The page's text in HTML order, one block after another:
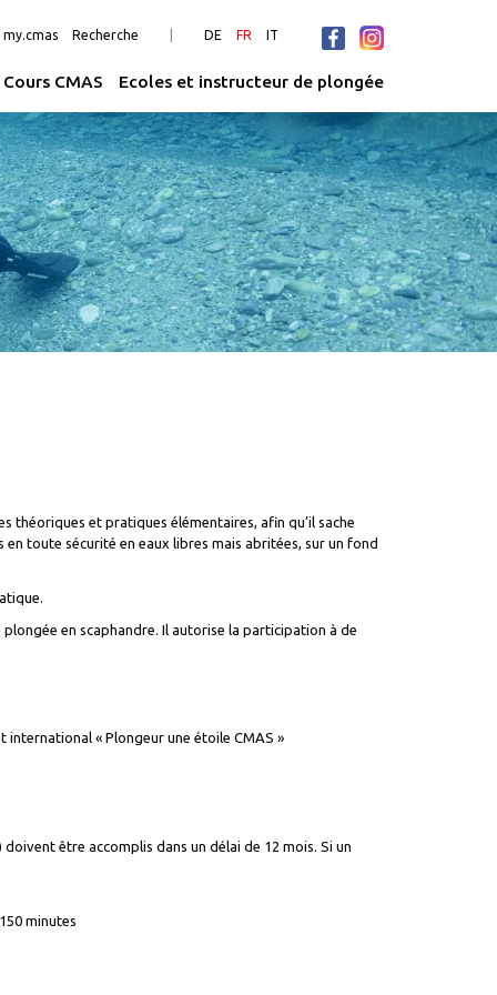
my.cmas Recherche DE FR IT
Cours CMAS Ecoles et instructeur de plongée
théoriques et pratiques élémentaires, afin qu’il sache
toute sécurité en eaux libres mais abritées, sur un fond
en scaphandre. Il autorise la participation à de
« Plongeur une étoile CMAS »
être accomplis dans un délai de 12 mois. Si un
minutes